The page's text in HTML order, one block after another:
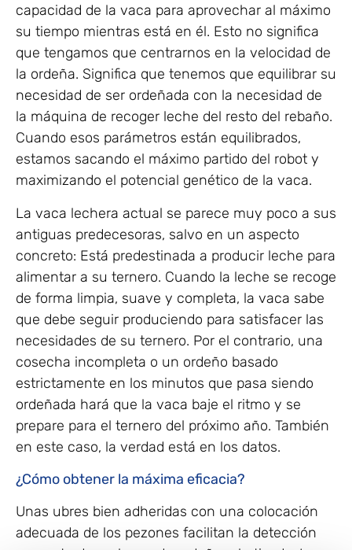
capacidad de la vaca para aprovechar al máximo
su tiempo mientras está en él. Esto no significa
que tengamos que centrarnos en la velocidad de
la ordeña. Significa que tenemos que equilibrar su
necesidad de ser ordeñada con la necesidad de
la máquina de recoger leche del resto del rebaño.
Cuando esos parámetros están equilibrados,
estamos sacando el máximo partido del robot y
maximizando el potencial genético de la vaca.
La vaca lechera actual se parece muy poco a sus
antiguas predecesoras, salvo en un aspecto
concreto: Está predestinada a producir leche para
alimentar a su ternero. Cuando la leche se recoge
de forma limpia, suave y completa, la vaca sabe
que debe seguir produciendo para satisfacer las
necesidades de su ternero. Por el contrario, una
cosecha incompleta o un ordeño basado
estrictamente en los minutos que pasa siendo
ordeñada hará que la vaca baje el ritmo y se
prepare para el ternero del próximo año. También
en este caso, la verdad está en los datos.
¿Cómo obtener la máxima eficacia?
Unas ubres bien adheridas con una colocación
adecuada de los pezones facilitan la detección